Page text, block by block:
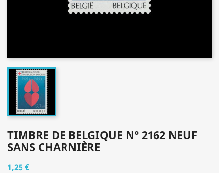
TIMBRE DE BELGIQUE N° 2162 NEUF
SANS CHARNIÈRE
1,25 €